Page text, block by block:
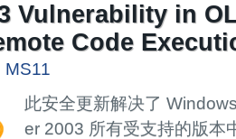
Vulnerability in
Code
MS11
此安全更新解决了
er 2003 所有受支持的版本